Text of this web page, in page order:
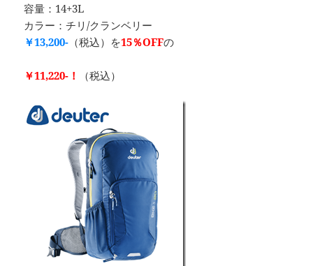
容量：14+3L
カラー：チリ/クランベリー
￥13,200- （税込）を15％OFFの
￥11,220-！ （税込）